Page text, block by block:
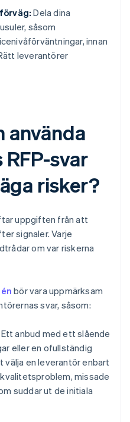
Dela dina
såsom
innan
leverantörer
använda
svar
risker?
uppgiften från att
signaler. Varje
om var riskerna
bör vara uppmärksam
svar, såsom:
Ett anbud med ett slående
eller en ofullständig
en leverantör enbart
missade
suddar ut de initiala